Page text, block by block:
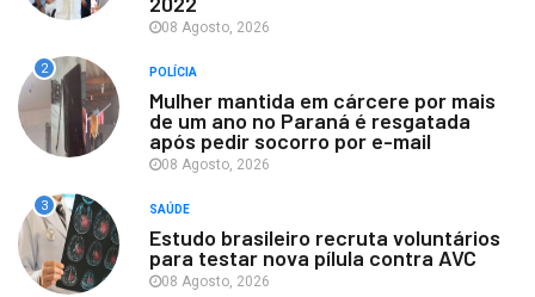
08 Agosto, 2026
2 POLÍCIA
Mulher mantida em cárcere por mais
de um ano no Paraná é resgatada
após pedir socorro por e-mail
08 Agosto, 2026
3 SAÚDE
Estudo brasileiro recruta voluntários
para testar nova pílula contra AVC
08 Agosto, 2026